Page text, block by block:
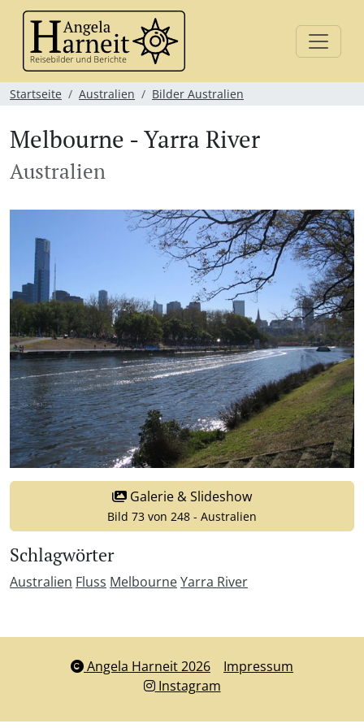
Startseite Australien Bilder Australien
Melbourne - Yarra River
Australien
Galerie & Slideshow
Bild 73 von 248 - Australien
Schlagwörter
Australien Fluss MelbourneYarra River
Angela Harneit 2026
Impressum
Instagram